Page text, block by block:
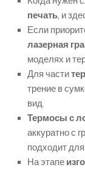
печать , и
Если
лазерная
моделях и
Для части
трение в
вид.
Термосы с
аккуратно с
подходит
На этапе